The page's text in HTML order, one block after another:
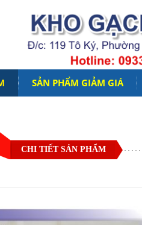
SẢN PHẨM GIẢM GIÁ
CHI TIẾT SẢN PHẨM